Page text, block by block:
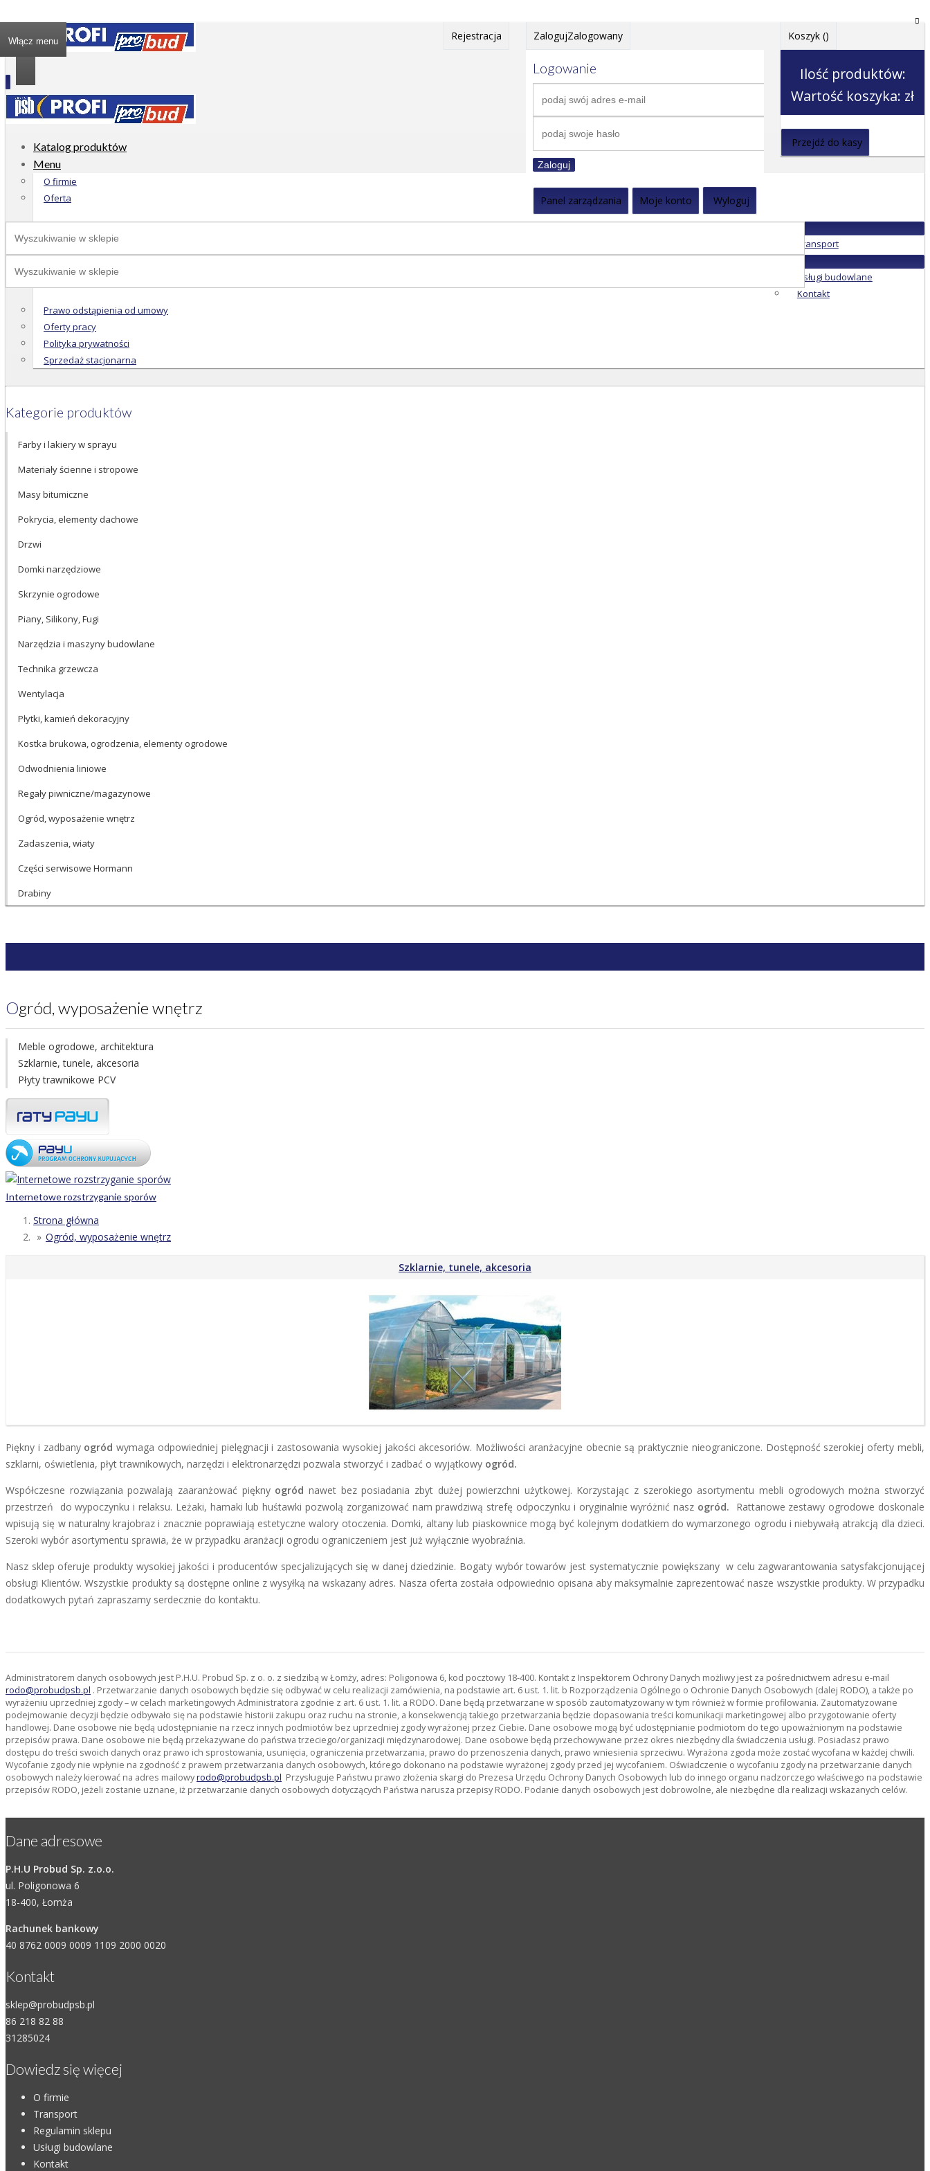
Rejestracja ZalogujZalogowany
Logowanie
Zaloguj
Panel zarządzania Moje konto Wyloguj
Koszyk ()
Ilość produktów:
Wartość koszyka: zł
Przejdź do kasy
Włącz menu
Katalog produktów
Menu
O firmie
Oferta
Transport
Usługi budowlane
Kontakt
Prawo odstąpienia od umowy
Oferty pracy
Polityka prywatności
Sprzedaż stacjonarna
Kategorie produktów
Farby i lakiery w sprayu
Materiały ścienne i stropowe
Masy bitumiczne
Pokrycia, elementy dachowe
Drzwi
Domki narzędziowe
Skrzynie ogrodowe
Piany, Silikony, Fugi
Narzędzia i maszyny budowlane
Technika grzewcza
Wentylacja
Płytki, kamień dekoracyjny
Kostka brukowa, ogrodzenia, elementy ogrodowe
Odwodnienia liniowe
Regały piwniczne/magazynowe
Ogród, wyposażenie wnętrz
Zadaszenia, wiaty
Części serwisowe Hormann
Drabiny
Ogród, wyposażenie wnętrz
Meble ogrodowe, architektura
Szklarnie, tunele, akcesoria
Płyty trawnikowe PCV
Internetowe rozstrzyganie sporów
Strona główna
Ogród, wyposażenie wnętrz
Szklarnie, tunele, akcesoria
Piękny i zadbany ogródwymaga odpowiedniej pielęgnacji i zastosowania wysokiej jakości akcesoriów. Możliwości aranżacyjne obecnie są praktycznie nieograniczone. Dostępność szerokiej oferty mebli,
szklarni, oświetlenia, płyt trawnikowych, narzędzi i elektronarzędzi pozwala stworzyć i zadbać o wyjątkowy ogród.
Współczesne rozwiązania pozwalają zaaranżować piękny ogród nawet bez posiadania zbyt dużej powierzchni użytkowej. Korzystając z szerokiego asortymentu mebli ogrodowych można stworzyć
przestrzeń do wypoczynku i relaksu. Leżaki, hamaki lub huśtawki pozwolą zorganizować nam prawdziwą strefę odpoczynku i oryginalnie wyróżnić nasz ogród. Rattanowe zestawy ogrodowe doskonale
wpisują się w naturalny krajobraz i znacznie poprawiają estetyczne walory otoczenia. Domki, altany lub piaskownice mogą być kolejnym dodatkiem do wymarzonego ogrodu i niebywałą atrakcją dla dzieci.
Szeroki wybór asortymentu sprawia, że w przypadku aranżacji ogrodu ograniczeniem jest już wyłącznie wyobraźnia.
Nasz sklep oferuje produkty wysokiej jakości i producentów specjalizujących się w danej dziedzinie. Bogaty wybór towarów jest systematycznie powiększany w celu zagwarantowania satysfakcjonującej
obsługi Klientów. Wszystkie produkty są dostępne online z wysyłką na wskazany adres. Nasza oferta została odpowiednio opisana aby maksymalnie zaprezentować nasze wszystkie produkty. W przypadku
dodatkowych pytań zapraszamy serdecznie do kontaktu.
Administratorem danych osobowych jest P.H.U. Probud Sp. z o. o. z siedzibą w Łomży, adres: Poligonowa 6, kod pocztowy 18-400. Kontakt z Inspektorem Ochrony Danych możliwy jest za pośrednictwem adresu e-mail
rodo@probudpsb.pl . Przetwarzanie danych osobowych będzie się odbywać w celu realizacji zamówienia, na podstawie art. 6 ust. 1. lit. b Rozporządzenia Ogólnego o Ochronie Danych Osobowych (dalej RODO), a także po
wyrażeniu uprzedniej zgody – w celach marketingowych Administratora zgodnie z art. 6 ust. 1. lit. a RODO. Dane będą przetwarzane w sposób zautomatyzowany w tym również w formie profilowania. Zautomatyzowane
podejmowanie decyzji będzie odbywało się na podstawie historii zakupu oraz ruchu na stronie, a konsekwencją takiego przetwarzania będzie dopasowania treści komunikacji marketingowej albo przygotowanie oferty
handlowej. Dane osobowe nie będą udostępnianie na rzecz innych podmiotów bez uprzedniej zgody wyrażonej przez Ciebie. Dane osobowe mogą być udostępnianie podmiotom do tego upoważnionym na podstawie
przepisów prawa. Dane osobowe nie będą przekazywane do państwa trzeciego/organizacji międzynarodowej. Dane osobowe będą przechowywane przez okres niezbędny dla świadczenia usługi. Posiadasz prawo
dostępu do treści swoich danych oraz prawo ich sprostowania, usunięcia, ograniczenia przetwarzania, prawo do przenoszenia danych, prawo wniesienia sprzeciwu. Wyrażona zgoda może zostać wycofana w każdej chwili.
Wycofanie zgody nie wpłynie na zgodność z prawem przetwarzania danych osobowych, którego dokonano na podstawie wyrażonej zgody przed jej wycofaniem. Oświadczenie o wycofaniu zgody na przetwarzanie danych
osobowych należy kierować na adres mailowyrodo@probudpsb.pl Przysługuje Państwu prawo złożenia skargi do Prezesa Urzędu Ochrony Danych Osobowych lub do innego organu nadzorczego właściwego na podstawie
przepisów RODO, jeżeli zostanie uznane, iż przetwarzanie danych osobowych dotyczących Państwa narusza przepisy RODO. Podanie danych osobowych jest dobrowolne, ale niezbędne dla realizacji wskazanych celów.
Dane adresowe
P.H.U Probud Sp. z.o.o.
ul. Poligonowa 6
18-400, Łomża
Rachunek bankowy
40 8762 0009 0009 1109 2000 0020
Kontakt
sklep@probudpsb.pl
86 218 82 88
31285024
Dowiedz się więcej
O firmie
Transport
Regulamin sklepu
Usługi budowlane
Kontakt